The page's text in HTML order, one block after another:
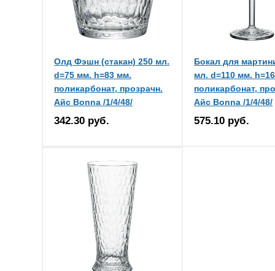
Олд Фэшн (стакан) 250 мл.
d=75 мм. h=83 мм.
поликарбонат, прозрачн.
Айс Bonna /1/4/48/
342.30 руб.
Бокал для
мл. d=110 мм.
поликарбонат,
Айс Bonna /1/4/48/
575.10 руб.